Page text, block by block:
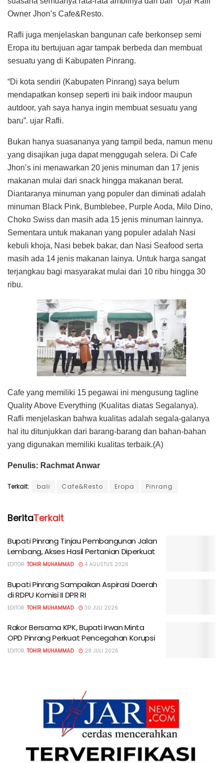
Owner Jhon’s Cafe&Resto.
Rafli juga menjelaskan bangunan cafe berkonsep semi
Eropa itu bertujuan agar tampak berbeda dan membuat
sesuatu yang di Kabupaten Pinrang.
“Di kota sendiri (Kabupaten Pinrang) saya belum
mendapatkan konsep seperti ini baik indoor maupun
autdoor, yah saya hanya ingin membuat sesuatu yang
baru”. ujar Rafli.
Bukan hanya suasananya yang tampil beda, namun menu
yang disajikan juga dapat menggugah selera. Di Cafe
Jhon’s ini menawarkan 20 jenis minuman dan 17 jenis
makanan mulai dari snack hingga makanan berat.
Diantaranya minuman yang populer dan diminati adalah
minuman Black Pink, Bumblebee, Purple Aoda, Milo Dino,
Choko Swiss dan masih ada 15 jenis minuman lainnya.
Sementara untuk makanan yang populer adalah Nasi
kebuli khoja, Nasi bebek bakar, dan Nasi Seafood serta
masih ada 14 jenis makanan lainya. Untuk harga sangat
terjangkau bagi masyarakat mulai dari 10 ribu hingga 30
ribu.
Cafe yang memiliki 15 pegawai ini mengusung tagline
Quality Above Everything (Kualitas diatas Segalanya).
Rafli menjelaskan bahwa kualitas adalah segala-galanya
hal itu ditunjukkan dari barang-barang dan bahan-bahan
yang digunakan memiliki kualitas terbaik.(A)
Penulis: Rachmat Anwar
Terkait: bali Cafe&Resto Eropa Pinrang
BeritaTerkait
Bupati Pinrang Tinjau Pembangunan Jalan
Lembang, Akses Hasil Pertanian Diperkuat
EDITOR: TOHIR MUHAMMAD 4 AGUSTUS 2026
Bupati Pinrang Sampaikan Aspirasi Daerah
di RDPU Komisi II DPR RI
EDITOR: TOHIR MUHAMMAD 30 JULI 2026
Rakor Bersama KPK, Bupati Irwan Minta
OPD Pinrang Perkuat Pencegahan Korupsi
EDITOR: TOHIR MUHAMMAD 28 JULI 2026